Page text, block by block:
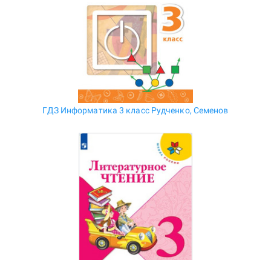
ГДЗ Информатика 3 класс Рудченко, Семенов